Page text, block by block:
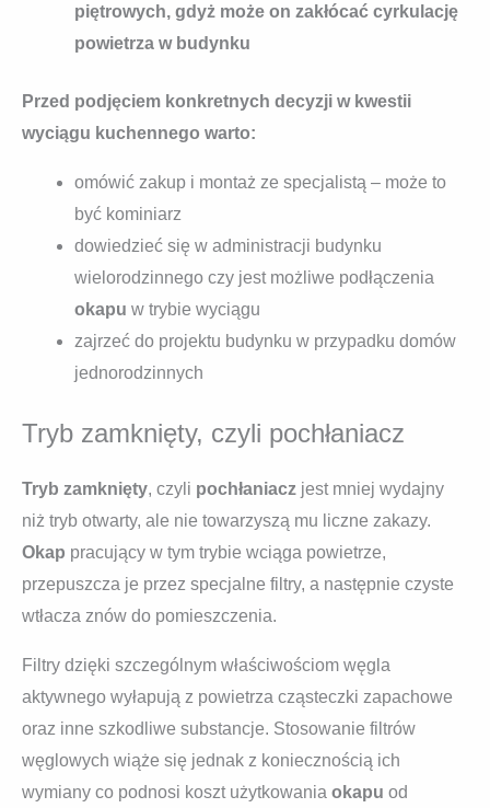
piętrowych, gdyż może on zakłócać cyrkulację
powietrza w budynku
Przed podjęciem konkretnych decyzji w kwestii
wyciągu kuchennego warto:
omówić zakup i montaż ze specjalistą – może to
być kominiarz
dowiedzieć się w administracji budynku
wielorodzinnego czy jest możliwe podłączenia
okapu w trybie wyciągu
zajrzeć do projektu budynku w przypadku domów
jednorodzinnych
Tryb zamknięty, czyli pochłaniacz
Tryb zamknięty, czyli pochłaniacz jest mniej wydajny
niż tryb otwarty, ale nie towarzyszą mu liczne zakazy.
Okap pracujący w tym trybie wciąga powietrze,
przepuszcza je przez specjalne filtry, a następnie czyste
wtłacza znów do pomieszczenia.
Filtry dzięki szczególnym właściwościom węgla
aktywnego wyłapują z powietrza cząsteczki zapachowe
oraz inne szkodliwe substancje. Stosowanie filtrów
węglowych wiąże się jednak z koniecznością ich
wymiany co podnosi koszt użytkowania okapu od